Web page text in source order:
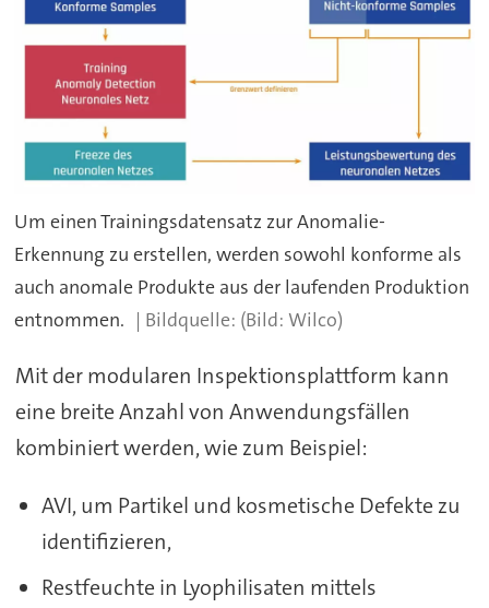
Um einen Trainingsdatensatz zur Anomalie-
Erkennung zu erstellen, werden sowohl konforme als
auch anomale Produkte aus der laufenden Produktion
entnommen.
(Bild: Wilco)
Mit der modularen Inspektionsplattform kann
eine breite Anzahl von Anwendungsfällen
kombiniert werden, wie zum Beispiel:
AVI, um Partikel und kosmetische Defekte zu
identifizieren,
Restfeuchte in Lyophilisaten mittels